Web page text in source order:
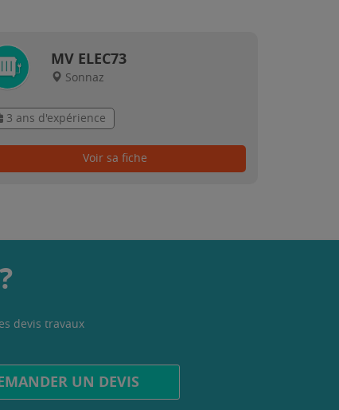
MV ELEC73
Sonnaz
3 ans d'expérience
Voir sa fiche
devis travaux
UN DEVIS